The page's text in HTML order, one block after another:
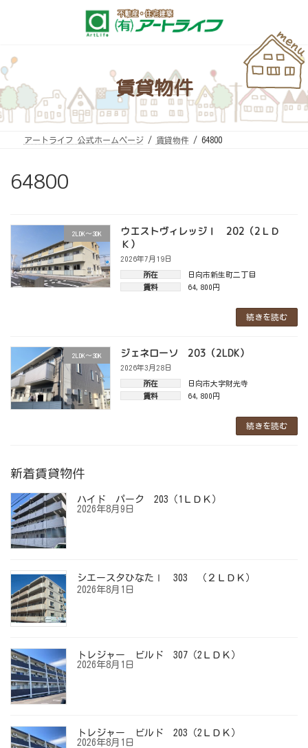
キ
ッ
プ
に
移
動
賃貸物件
アートライフ 公式ホームページ 賃貸物件 64800
64800
2LDK～3DK
ウエストヴィレッジⅠ 202（2ＬＤ
Ｋ）
2026年7月19日
続きを読む
所在
日向市新生町二丁目
賃料
64,800円
2LDK～3DK ジェネローソ 203（2LDK）
2026年3月28日
続きを読む
所在
日向市大字財光寺
賃料
64,800円
新着賃貸物件
ハイド パーク 203（1ＬＤＫ）
2026年8月9日
シエースタひなたⅠ 303 （２ＬＤＫ）
2026年8月1日
トレジャー ビルド 307（2ＬＤＫ）
2026年8月1日
トレジャー ビルド 203（2ＬＤＫ）
2026年8月1日